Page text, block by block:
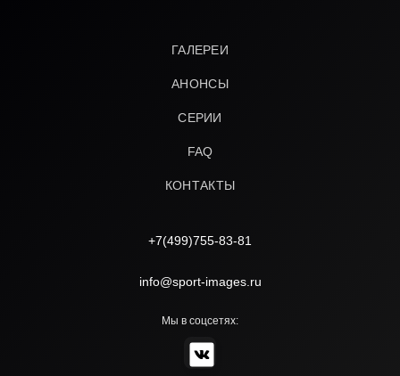
ГАЛЕРЕИ
АНОНСЫ
СЕРИИ
FAQ
КОНТАКТЫ
+7(499)755-83-81
info@sport-images.ru
Мы в соцсетях: